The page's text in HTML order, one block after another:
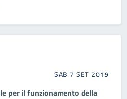
SAB 7 SET 2019
per il funzionamento della